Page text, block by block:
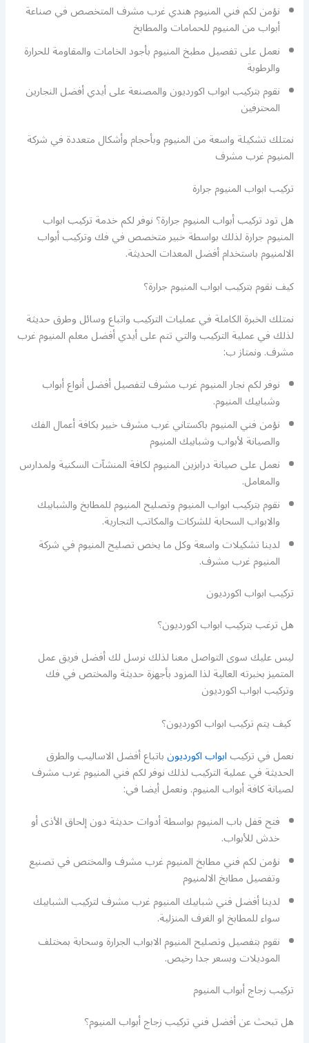
نؤمن لكم فني المنيوم هندي غرب مشرف المتخصص في صناعة
أبواب من المنيوم للحمامات والمطابخ
نعمل على تفصيل مطبخ المنيوم بأجود الخامات والمقاومة للحرارة
والرطوبة
نقوم بتركيب ابواب اكورديون والمصنعة على أيدي أفضل النجارين
المحترفين
نمتلك تشكيلة واسعة من المنيوم وبأحجام وأشكال متعددة في شركة
المنيوم غرب مشرف
تركيب ابواب المنيوم جرارة
هل تود تركيب أبواب المنيوم جرارة؟ نوفر لكم خدمة تركيب ابواب
المنيوم جرارة لذلك بواسطة خبير متخصص في فك وتركيب أبواب
الالمنيوم باستخدام أفضل المعدات الحديثة.
كيف نقوم بتركيب ابواب المنيوم جرارة؟
نمتلك الخبرة الكاملة في عمليات التركيب واتباع وسائل وطرق حديثة
لذلك في عملية التركيب والتي تتم على أيدي أفضل معلم المنيوم غرب
مشرف. ونمتاز ب:
نوفر لكم نجار المنيوم غرب مشرف لتفصيل أفضل أنواع أبواب
وشبابيك المنيوم.
نؤمن فني المنيوم باكستاني غرب مشرف خبير بكافة أعمال الفك
والصيانة لأبواب وشبابيك المنيوم
نعمل على صيانة درابزين المنيوم لكافة المنشآت السكنية ولمدارس
والمعامل.
نقوم بتركيب ابواب المنيوم وتصليح المنيوم للمطابخ والشبابيك
والابواب السحابة للشركات والمكاتب التجارية.
لدينا تشكيلات واسعة وكل ما يخص تصليح المنيوم في شركة
المنيوم غرب مشرف.
تركيب ابواب اكورديون
هل ترغب بتركيب ابواب اكورديون؟
ليس عليك سوى التواصل معنا لذلك نرسل لك أفضل فريق عمل
المتميز بخبرته العالية لذا المزود بأجهزة حديثة والمختص في فك
وتركيب ابواب اكورديون
كيف يتم تركيب ابواب اكورديون؟
نعمل في تركيبابواب اكورديونباتباع أفضل الاساليب والطرق
الحديثة في عملية التركيب لذلك نوفر لكم فني المنيوم غرب مشرف
لصيانة كافة أبواب المنيوم. ونعمل أيضا في:
فتح قفل باب المنيوم بواسطة أدوات حديثة دون إلحاق الأذى أو
خدش للأبواب.
نؤمن لكم فني مطابخ المنيوم غرب مشرف والمختص في تصنيع
وتفصيل مطابخ الالمنيوم
لدينا أفضل فني شبابيك المنيوم غرب مشرف لتركيب الشبابيك
سواء للمطابخ او الغرف المنزلية.
نقوم بتفصيل وتصليح المنيوم الابواب الجرارة وسحابة بمختلف
الموديلات وبسعر جدا رخيص.
تركيب زجاج أبواب المنيوم
هل تبحث عن أفضل فني تركيب زجاج أبواب المنيوم؟